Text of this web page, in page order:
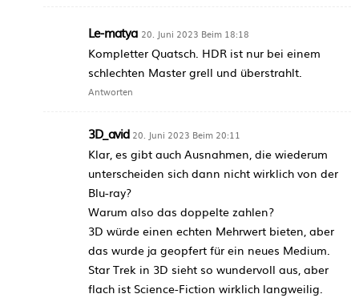
Le-matya 20. Juni 2023 Beim 18:18
Kompletter Quatsch. HDR ist nur bei einem
schlechten Master grell und überstrahlt.
Antworten
3D_avid 20. Juni 2023 Beim 20:11
Klar, es gibt auch Ausnahmen, die wiederum
unterscheiden sich dann nicht wirklich von der
Blu-ray?
Warum also das doppelte zahlen?
3D würde einen echten Mehrwert bieten, aber
das wurde ja geopfert für ein neues Medium.
Star Trek in 3D sieht so wundervoll aus, aber
flach ist Science-Fiction wirklich langweilig.